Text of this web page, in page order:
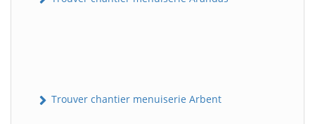
Trouver chantier menuiserie Arbent